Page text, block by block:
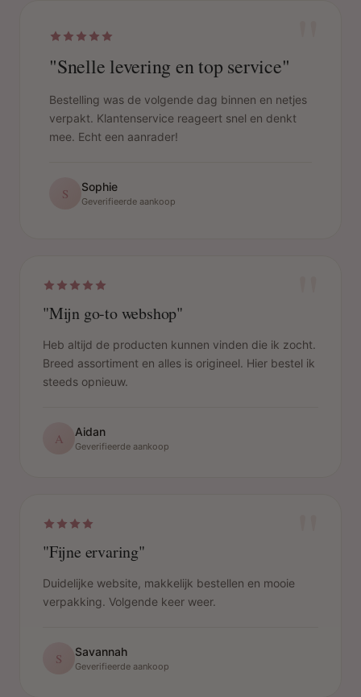
"Snelle levering en top service"
Bestelling was de volgende dag binnen en netjes
verpakt. Klantenservice reageert snel en denkt
mee. Echt een aanrader!
S Sophie
Geverifieerde aankoop
"Mijn go-to webshop"
Heb altijd de producten kunnen vinden die ik zocht.
Breed assortiment en alles is origineel. Hier bestel ik
steeds opnieuw.
A Aidan
Geverifieerde aankoop
"Fijne ervaring"
Duidelijke website, makkelijk bestellen en mooie
verpakking. Volgende keer weer.
S Savannah
Geverifieerde aankoop